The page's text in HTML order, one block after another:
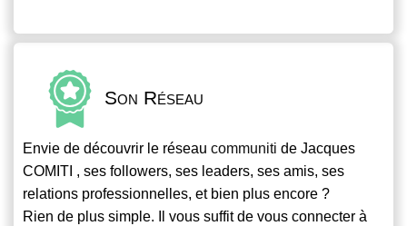
Son Réseau
Envie de découvrir le réseau communiti de Jacques
COMITI , ses followers, ses leaders, ses amis, ses
relations professionnelles, et bien plus encore ?
Rien de plus simple. Il vous suffit de vous connecter à